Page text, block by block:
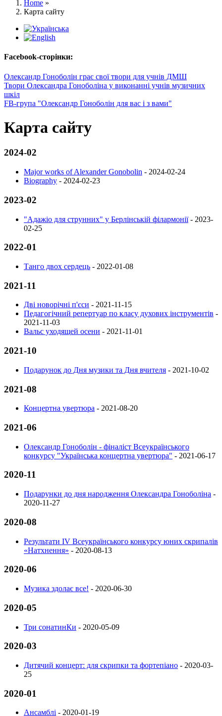
Home »
Карта сайту
Facebook-сторінки:
Олександр Гоноболін грає свої твори для учнів ДМШ
Твори Олександра Гоноболіна у виконанні учнів музичних
шкіл
FB-група "Олександр Гоноболін для вас і з вами"
Карта сайту
2024-02
Major works of Alexander Gonobolin - 2024-02-24
Biography - 2024-02-23
2023-02
"Адажіо для струнних" у Берлінській філармонії - 2023-
02-25
2022-01
Танго двох сердець - 2022-01-08
2021-11
Дві новорічні п'єси - 2021-11-15
Педагогічний репертуар по класу духових інструментів -
2021-11-03
Вальс уходящей осени - 2021-11-01
2021-10
Подарунок до Дня музики та Дня вчителя - 2021-10-02
2021-08
Концертна увертюра - 2021-08-20
2021-06
Олександр Гоноболін - фіналіст Всеукраїнського
конкурсу "Українська концертна увертюра" - 2021-06-17
2020-11
Подарунки до дня народження Олександра Гоноболіна -
2020-11-27
2020-08
Результати IV Всеукраїнського конкурсу юних скрипалів
«Натхнення» - 2020-08-13
2020-06
Музика здолає все! - 2020-06-30
2020-05
Три сонатинКи - 2020-05-09
2020-03
Дитячий концерт: для скрипки та фортепіано - 2020-03-
25
2020-01
Ансамблі - 2020-01-19